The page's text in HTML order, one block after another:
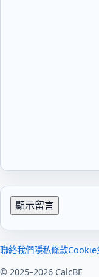
顯示留言
聯絡我們隱私條款Cookie
© 2025–2026 CalcBE